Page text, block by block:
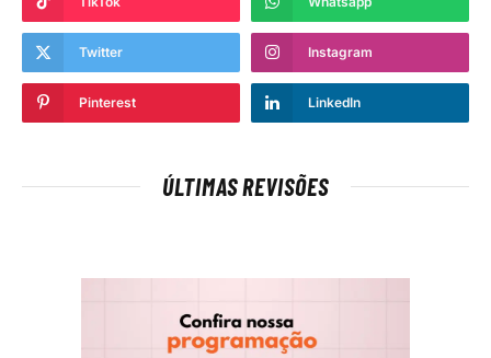
Twitter Instagram
Pinterest LinkedIn
ÚLTIMAS REVISÕES